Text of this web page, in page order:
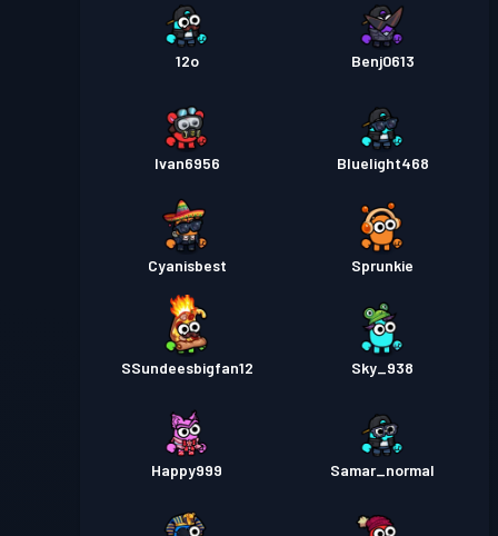
12o Benj0613
Ivan6956 Bluelight468
Cyanisbest Sprunkie
SSundeesbigfan12 Sky_938
Happy999 Samar_normal